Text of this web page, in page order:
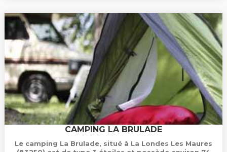
CAMPING LA BRULADE
Le camping La Brulade, situé à La Londes Les Maures